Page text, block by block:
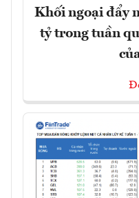
Khối ngoại đẩy
tỷ trong tuần